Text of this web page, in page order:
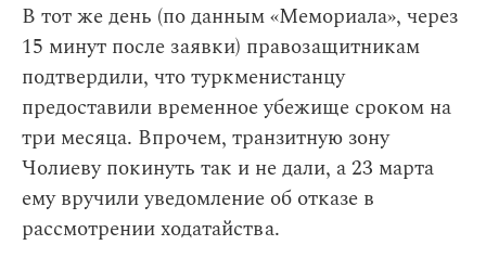
В тот же день (по данным «Мемориала», через
15 минут после заявки) правозащитникам
подтвердили, что туркменистанцу
предоставили временное убежище сроком на
три месяца. Впрочем, транзитную зону
Чолиеву покинуть так и не дали, а 23 марта
ему вручили уведомление об отказе в
рассмотрении ходатайства.